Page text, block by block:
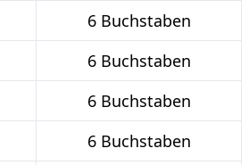
6 Buchstaben
6 Buchstaben
6 Buchstaben
6 Buchstaben